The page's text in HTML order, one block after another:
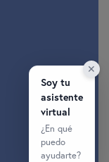
✕
Soy tu
asistente
virtual
¿En qué
puedo
ayudarte?